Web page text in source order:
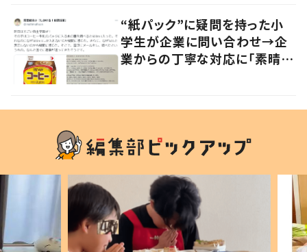
“紙パック”に疑問を持った小
学生が企業に問い合わせ→企
業からの丁寧な対応に「素晴ら